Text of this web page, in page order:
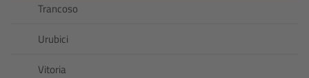
Trancoso
Urubici
Vitoria